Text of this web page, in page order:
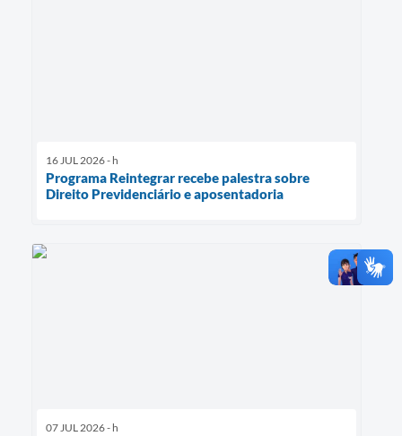
16 JUL 2026 - h
Programa Reintegrar recebe palestra sobre
Direito Previdenciário e aposentadoria
07 JUL 2026 - h